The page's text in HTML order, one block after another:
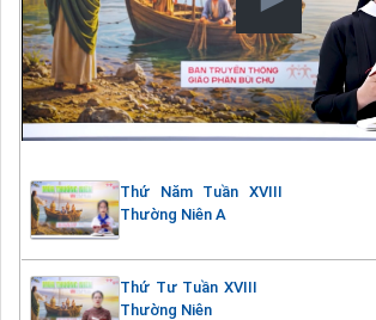
Thứ Năm Tuần XVIII
Thường Niên A
Thứ Tư Tuần XVIII
Thường Niên